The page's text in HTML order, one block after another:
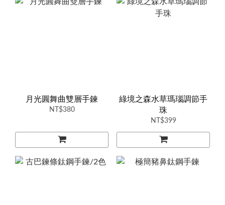
月光圓舞曲雙層手鍊
NT$380
綠境之森水草瑪瑙調節手
珠
NT$399